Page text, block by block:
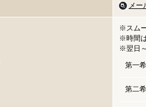
メー
※スム
※時間
※翌日
第一
第二